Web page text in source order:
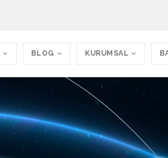
BLOG KURUMSAL